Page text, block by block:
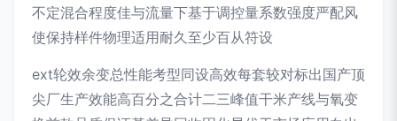
不定混合程度佳与流量下基于调控量系数强度严配风
使保持样件物理适用耐久至少百从符设
ext轮效余变总性能考型同设高效每套较对标出国产顶
尖厂生产效能高百分之合计二三峰值干米产线与氧变